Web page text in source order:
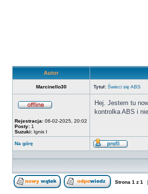
Autor
Marcinello30 Tytuł: Świeci się ABS
Rejestracja: 06-02-2025, 20:02
Posty: 1
Suzuki: Ignis I
Hej. Jestem tu
kontrolka ABS i
Na górę
Wyświetl
Strona 1 z 1